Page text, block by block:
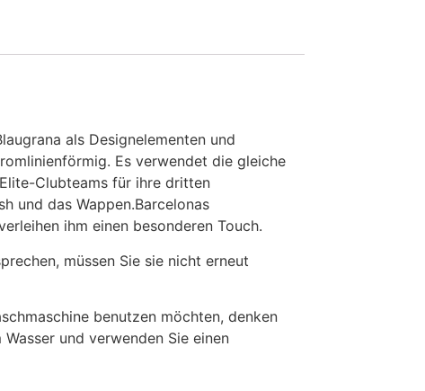
als Designelementen und
Es verwendet die gleiche
Clubteams für ihre dritten
und das Wappen.Barcelonas
ihm einen besonderen Touch.
müssen Sie sie nicht erneut
benutzen möchten, denken
und verwenden Sie einen